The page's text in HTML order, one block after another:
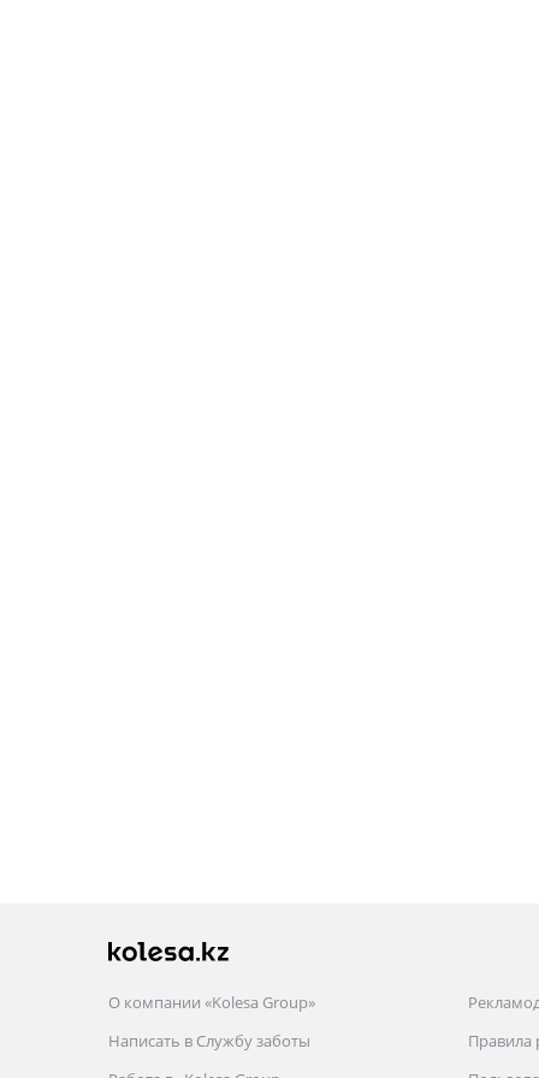
О компании «Kolesa Group»
Написать в Службу заботы
Правила